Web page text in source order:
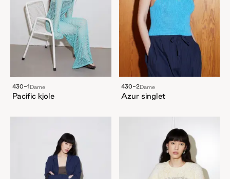
430-1Dame
Pacific kjole
430-2Dame
Azur singlet